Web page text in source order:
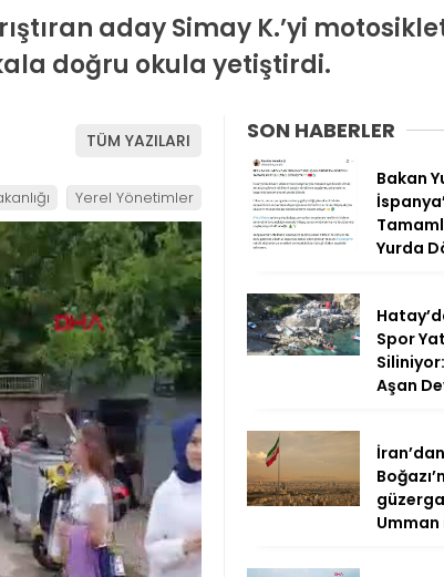
aday Simay K.’yi
doğru okula yetiştirdi.
TÜM YAZILARI
Yerel Yönetimler
SON HABERLER
Bakan
Yurda
Spor
Siliniyor:
Aşan
Umman